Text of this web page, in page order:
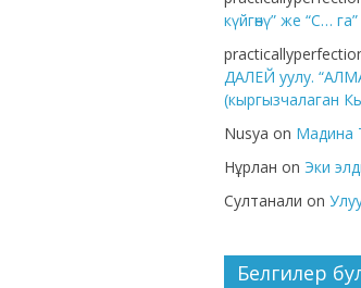
күйгөнү” же “С…
ДАЛЕЙ уулу.
(кыргызчалаган
Nusya on Мадина
Нұрлан on Эки
Султанали on Улуу
Белгилер